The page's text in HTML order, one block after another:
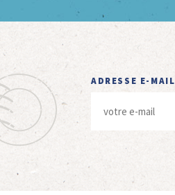
ADRESSE E-MAIL